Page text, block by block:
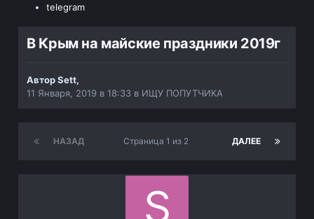
telegram
В Крым на майские праздники 2019г
АвторSett,
11 Января, 2019 в 18:33 в ИЩУ ПОПУТЧИКА
НАЗАД ДАЛЕЕ
Страница 1 из 2